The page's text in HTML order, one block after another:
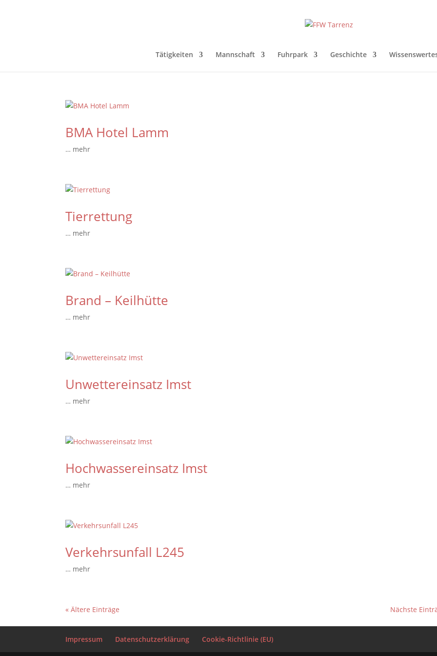
Tätigkeiten Mannschaft Fuhrpark Geschichte
BMA Hotel Lamm
… mehr
Tierrettung
… mehr
Brand – Keilhütte
… mehr
Unwettereinsatz Imst
… mehr
Hochwassereinsatz Imst
… mehr
Verkehrsunfall L245
… mehr
« Ältere Einträge Nächste
Impressum Datenschutzerklärung Cookie-Richtlinie (EU)